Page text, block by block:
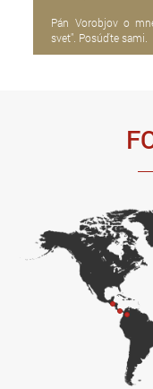
Pán Vorobjov o
svet". Posúďte sami.